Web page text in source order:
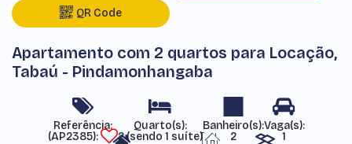
QR Code
Apartamento com 2 quartos para Locação,
Tabaú - Pindamonhangaba
Referência:
(AP2385)
2 (sendo 1 suíte) 2
1